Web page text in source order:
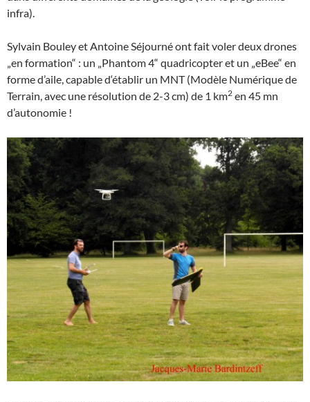
infra).
Sylvain Bouley et Antoine Séjourné ont fait voler deux drones
„en formation“ : un „Phantom 4“ quadricopter et un „eBee“ en
forme d’aile, capable d‘établir un MNT (Modèle Numérique de
Terrain, avec une résolution de 2-3 cm) de 1 km2 en 45 mn
d’autonomie !